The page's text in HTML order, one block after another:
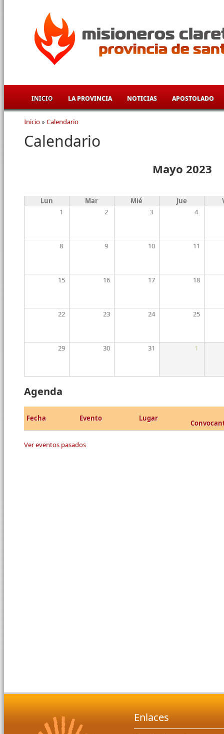
INICIO LA PROVINCIA NOTICIAS APOSTOLADO
Se encuentra usted aquí
Inicio» Calendario
Calendario
Mayo 2023
Lun Mar Mié Jue
1
2 3 4
8 9 10 11
15 16 17 18
22 23 24 25
29 30 31 1
Agenda
Fecha Evento Lugar
Ver eventos pasados
Enlaces